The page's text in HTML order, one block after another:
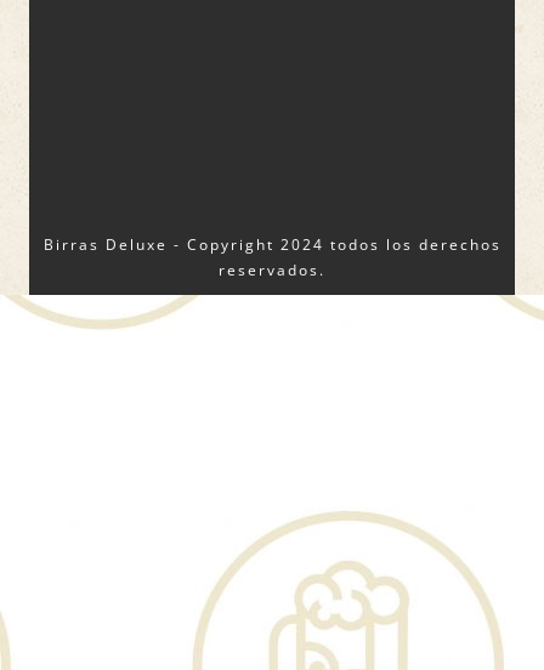
Birras Deluxe - Copyright 2024 todos los derechos
reservados.